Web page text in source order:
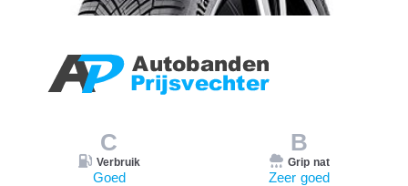
C
Verbruik
Goed
B
Grip nat
Zeer goed